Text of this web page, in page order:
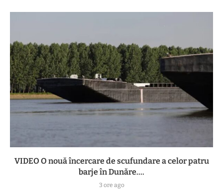
VIDEO O nouă încercare de scufundare a celor patru
barje în Dunăre....
3 ore ago